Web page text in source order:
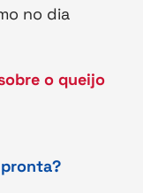
no dia
o queijo